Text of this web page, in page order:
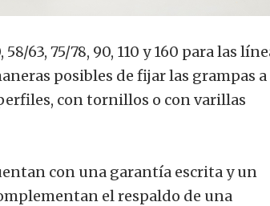
63, 75/78, 90, 110 y 160 para las
posibles de fijar las grampas a
con tornillos o con varillas
con una garantía escrita y un
el respaldo de una